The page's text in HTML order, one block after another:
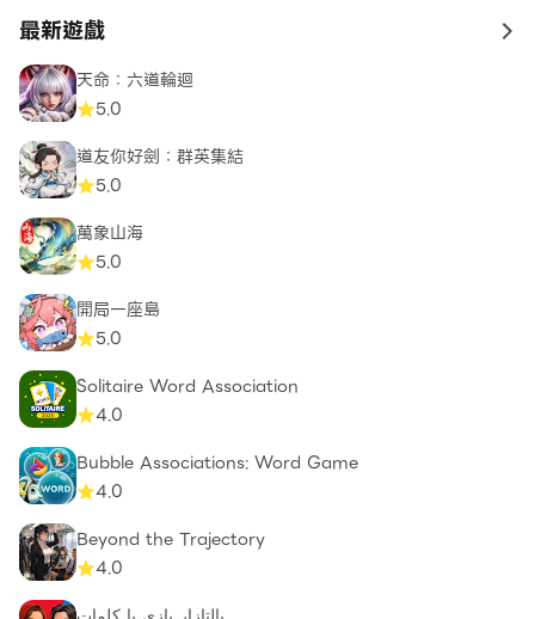
最新遊戲 to
天命：六道輪迴
5.0
道友你好劍：群英集結
5.0
萬象山海
5.0
開局一座島
5.0
Solitaire Word Association
4.0
Bubble Associations: Word Game
4.0
Beyond the Trajectory
4.0